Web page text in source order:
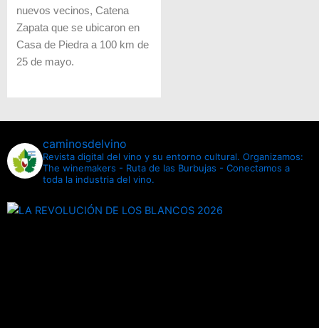
nuevos vecinos, Catena
Zapata que se ubicaron en
Casa de Piedra a 100 km de
25 de mayo.
caminosdelvino
Revista digital del vino y su entorno cultural. Organizamos:
The winemakers - Ruta de las Burbujas - Conectamos a
toda la industria del vino.